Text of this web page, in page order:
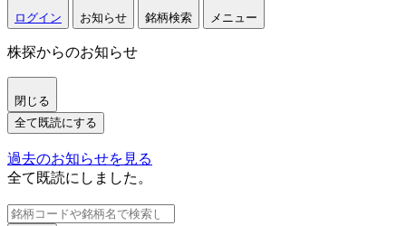
ログイン お知らせ 銘柄検索 メニュー
株探からのお知らせ
閉じる
全て既読にする
過去のお知らせを見る
全て既読にしました。